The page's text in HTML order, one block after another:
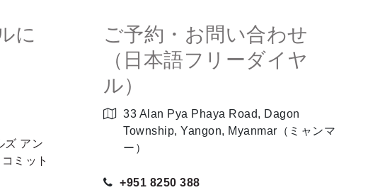
に
ズ アン
ミット
ご予約・お問い合わせ
（日本語フリーダイヤ
ル）
33 Alan Pya Phaya Road, Dagon
Township, Yangon, Myanmar（ミャンマ
ー）
+951 8250 388